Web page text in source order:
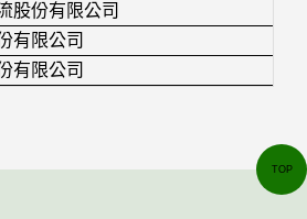
股份有限公司
有限公司
有限公司
TOP